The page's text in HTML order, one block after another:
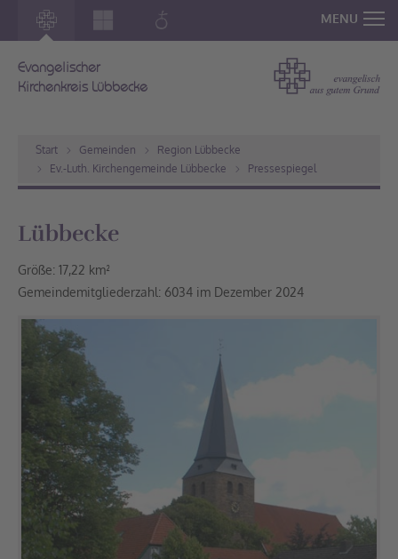
MENU
Evangelischer
Kirchenkreis Lübbecke
Start Gemeinden
Region Lübbecke
Ev.-Luth. Kirchengemeinde Lübbecke
Pressespiegel
Lübbecke
Größe: 17,22 km²
Gemeindemitgliederzahl: 6034 im Dezember 2024